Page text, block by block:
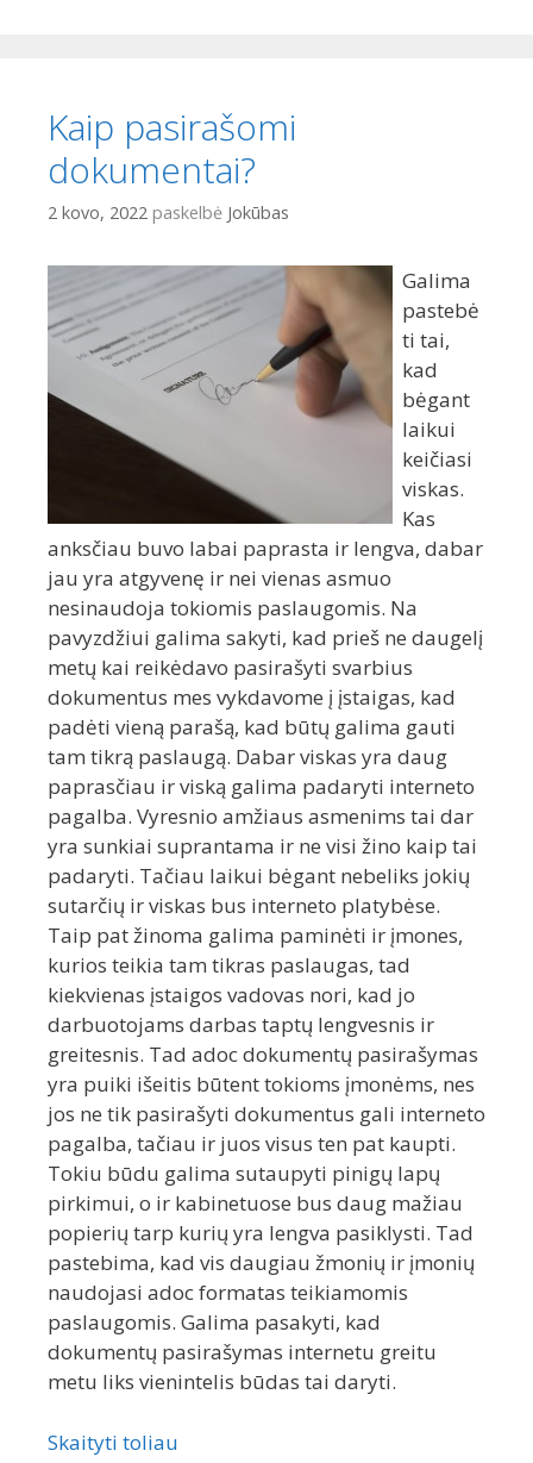
Kaip pasirašomi
dokumentai?
2 kovo, 2022 paskelbė Jokūbas
Galima
pastebė
ti tai,
kad
bėgant
laikui
keičiasi
viskas.
Kas
anksčiau buvo labai paprasta ir lengva, dabar
jau yra atgyvenę ir nei vienas asmuo
nesinaudoja tokiomis paslaugomis. Na
pavyzdžiui galima sakyti, kad prieš ne daugelį
metų kai reikėdavo pasirašyti svarbius
dokumentus mes vykdavome į įstaigas, kad
padėti vieną parašą, kad būtų galima gauti
tam tikrą paslaugą. Dabar viskas yra daug
paprasčiau ir viską galima padaryti interneto
pagalba. Vyresnio amžiaus asmenims tai dar
yra sunkiai suprantama ir ne visi žino kaip tai
padaryti. Tačiau laikui bėgant nebeliks jokių
sutarčių ir viskas bus interneto platybėse.
Taip pat žinoma galima paminėti ir įmones,
kurios teikia tam tikras paslaugas, tad
kiekvienas įstaigos vadovas nori, kad jo
darbuotojams darbas taptų lengvesnis ir
greitesnis. Tad adoc dokumentų pasirašymas
yra puiki išeitis būtent tokioms įmonėms, nes
jos ne tik pasirašyti dokumentus gali interneto
pagalba, tačiau ir juos visus ten pat kaupti.
Tokiu būdu galima sutaupyti pinigų lapų
pirkimui, o ir kabinetuose bus daug mažiau
popierių tarp kurių yra lengva pasiklysti. Tad
pastebima, kad vis daugiau žmonių ir įmonių
naudojasi adoc formatas teikiamomis
paslaugomis. Galima pasakyti, kad
dokumentų pasirašymas internetu greitu
metu liks vienintelis būdas tai daryti.
Skaityti toliau